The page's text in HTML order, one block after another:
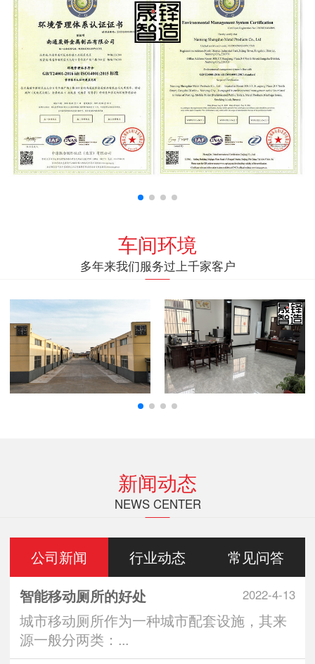
车间环境
多年来我们服务过上千家客户
新闻动态
NEWS CENTER
公司新闻 行业动态 常见问答
2022-4-13
智能移动厕所的好处
城市移动厕所作为一种城市配套设施，其来
源一般分两类：...